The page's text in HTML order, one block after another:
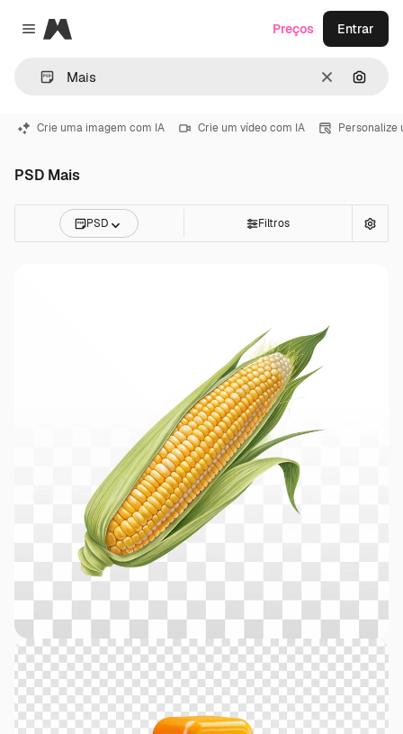
Close menu
Magnific
Limpar
Preços Entrar
Crie uma imagem com IA Crie um vídeo com IA Personalize
PSD Mais
PSD Filtros